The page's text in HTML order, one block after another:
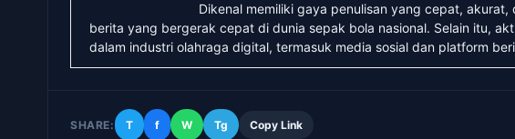
Dikenal memiliki gaya penulisan yang cepat,
berita yang bergerak cepat di dunia sepak bola nasional. Selain itu,
dalam industri olahraga digital, termasuk media sosial dan platform
SHARE: T f W Tg Copy Link